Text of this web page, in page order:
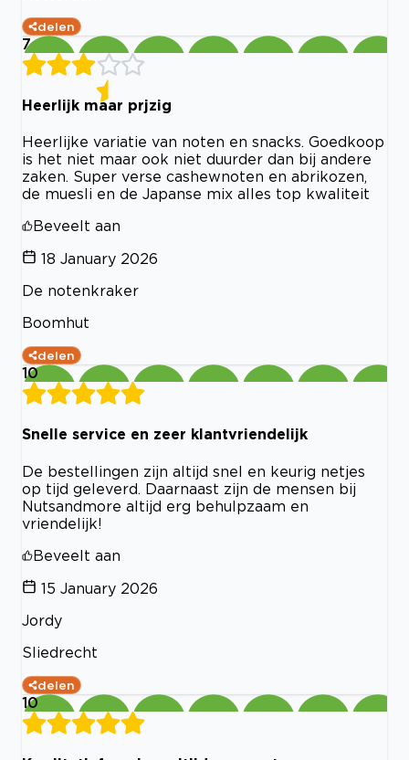
delen
7
Heerlijk maar prjzig
Heerlijke variatie van noten en snacks. Goedkoop
is het niet maar ook niet duurder dan bij andere
zaken. Super verse cashewnoten en abrikozen,
de muesli en de Japanse mix alles top kwaliteit
Beveelt aan
18 January 2026
De notenkraker
Boomhut
delen
10
Snelle service en zeer klantvriendelijk
De bestellingen zijn altijd snel en keurig netjes
op tijd geleverd. Daarnaast zijn de mensen bij
Nutsandmore altijd erg behulpzaam en
vriendelijk!
Beveelt aan
15 January 2026
Jordy
Sliedrecht
delen
10